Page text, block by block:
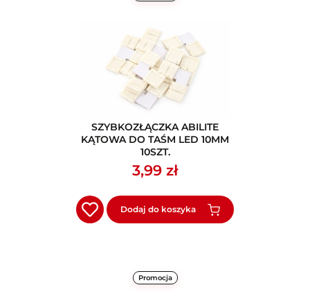
SZYBKOZŁĄCZKA ABILITE
KĄTOWA DO TAŚM LED 10MM
10SZT.
3,99 zł
Dodaj do koszyka
Promocja